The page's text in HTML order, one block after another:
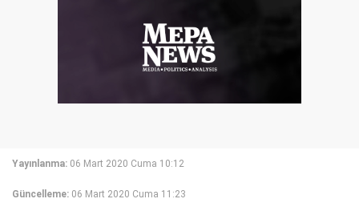
Yayınlanma: 06 Mart 2020 Cuma 10:12
Güncelleme: 06 Mart 2020 Cuma 11:23